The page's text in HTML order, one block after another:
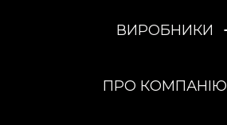
ВИРОБНИКИ
ПРО КОМПАНІЮ